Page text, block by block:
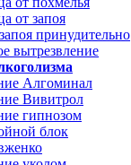
от запоя
принудительно
вытрезвление
Алгоминал
Вивитрол
гипнозом
блок